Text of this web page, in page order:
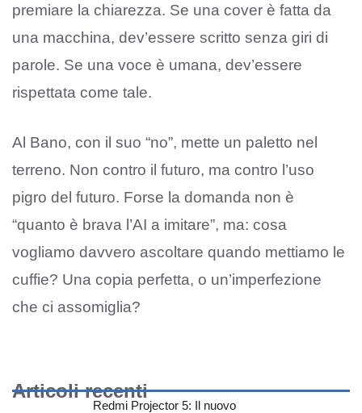
premiare la chiarezza. Se una cover è fatta da
una macchina, dev’essere scritto senza giri di
parole. Se una voce è umana, dev’essere
rispettata come tale.
Al Bano, con il suo “no”, mette un paletto nel
terreno. Non contro il futuro, ma contro l’uso
pigro del futuro. Forse la domanda non è
“quanto è brava l’AI a imitare”, ma: cosa
vogliamo davvero ascoltare quando mettiamo le
cuffie? Una copia perfetta, o un’imperfezione
che ci assomiglia?
Articoli recenti
Redmi Projector 5: Il nuovo